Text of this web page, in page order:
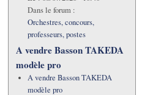
Dans le forum :
Orchestres, concours,
professeurs, postes
A vendre Basson TAKEDA
modèle pro
A vendre Basson TAKEDA
modèle pro